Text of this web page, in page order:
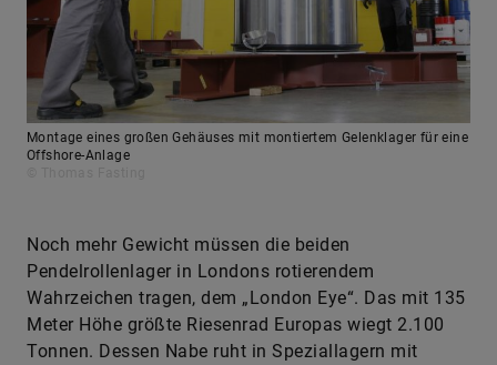
Montage eines großen Gehäuses mit montiertem Gelenklager für eine
Offshore-Anlage
Noch mehr Gewicht müssen die beiden
Pendelrollenlager in Londons rotierendem
Wahrzeichen tragen, dem „London Eye“. Das mit 135
Meter Höhe größte Riesenrad Europas wiegt 2.100
Tonnen. Dessen Nabe ruht in Speziallagern mit